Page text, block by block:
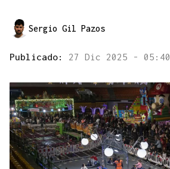
Sergio Gil Pazos
Publicado: 27 Dic 2025 - 05:40